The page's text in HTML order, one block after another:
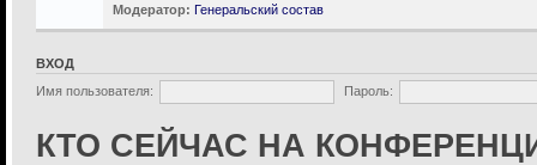
Модератор: Генеральский состав
ВХОД
Имя пользователя:
Пароль:
КТО СЕЙЧАС НА